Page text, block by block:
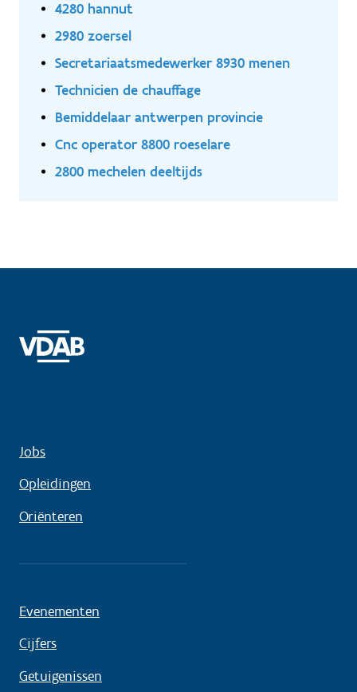
4280 hannut
2980 zoersel
Secretariaatsmedewerker 8930 menen
Technicien de chauffage
Bemiddelaar antwerpen provincie
Cnc operator 8800 roeselare
2800 mechelen deeltijds
Jobs
Opleidingen
Oriënteren
Evenementen
Cijfers
Getuigenissen